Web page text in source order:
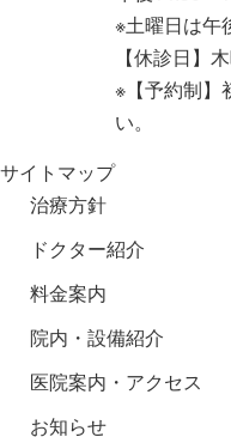
※土曜日は午
【休診日】
※【予約制】
い。
サイトマップ
治療方針
ドクター紹介
料金案内
院内・設備紹介
医院案内・アクセス
お知らせ